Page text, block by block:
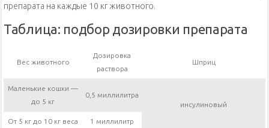
препарата на каждые 10 кг животного.
Таблица: подбор дозировки препарата
Вес животного
Дозировка
раствора
Шприц
Маленькие кошки —
до 5 кг
0,5 миллилитра
инсулиновый
От 5 кг до 10 кг веса 1 миллилитр